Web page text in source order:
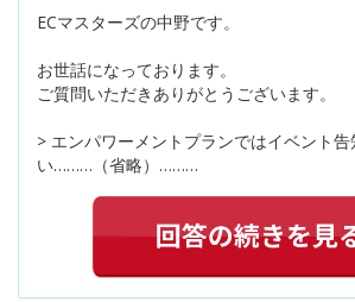
ECマスターズの中野です。
お世話になっております。
ご質問いただきありがとうございます。
> エンパワーメントプランではイベント告
い………（省略）………